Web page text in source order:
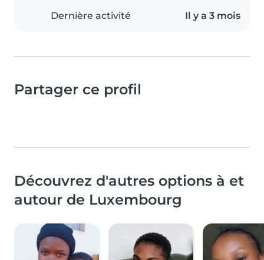
Dernière activité Il y a 3 mois
Partager ce profil
Découvrez d'autres options à et
autour de Luxembourg